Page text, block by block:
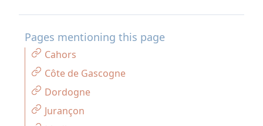
Pages mentioning this page
Cahors
Côte de Gascogne
Dordogne
Jurançon